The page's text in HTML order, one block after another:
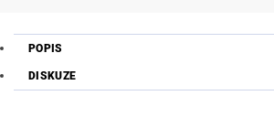
POPIS
DISKUZE